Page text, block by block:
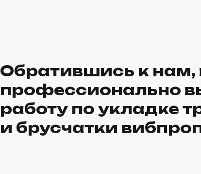
Обратившись к нам,
профессионально
работу по укладке
и брусчатки